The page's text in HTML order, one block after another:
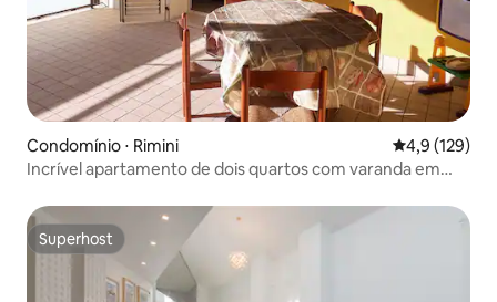
Condomínio ⋅ Rimini 4,9 de uma
4,9 (129)
Incrível apartamento de dois quartos com varanda em
Superhost
Superhost